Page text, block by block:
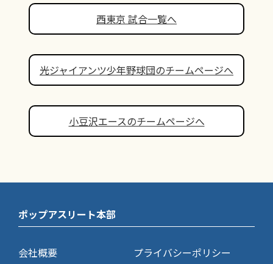
西東京 試合一覧へ
光ジャイアンツ少年野球団のチームページへ
小豆沢エースのチームページへ
ポップアスリート本部
会社概要
プライバシーポリシー